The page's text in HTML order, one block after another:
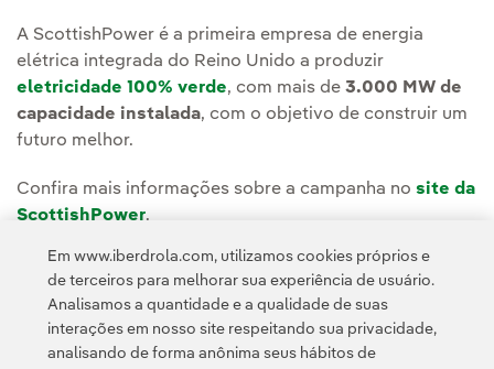
A ScottishPower é a primeira empresa de energia
elétrica integrada do Reino Unido a produzir
eletricidade 100% verde, com mais de 3.000 MW de
capacidade instalada, com o objetivo de construir um
futuro melhor.
Confira mais informações sobre a campanha no site da
ScottishPower.
Em www.iberdrola.com, utilizamos cookies próprios e
de terceiros para melhorar sua experiência de usuário.
Analisamos a quantidade e a qualidade de suas
interações em nosso site respeitando sua privacidade,
analisando de forma anônima seus hábitos de